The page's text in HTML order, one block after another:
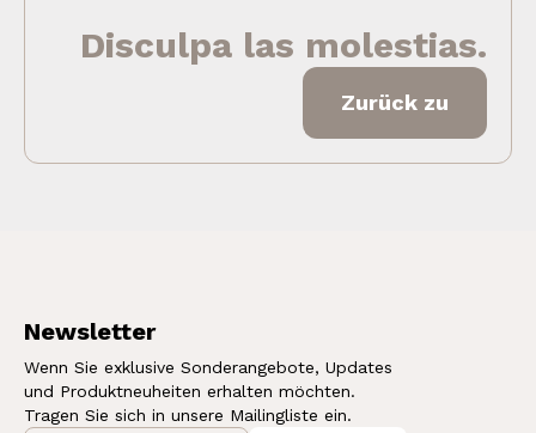
Disculpa las molestias.
Zurück zu
Newsletter
Wenn Sie exklusive Sonderangebote, Updates
und Produktneuheiten erhalten möchten.
Tragen Sie sich in unsere Mailingliste ein.